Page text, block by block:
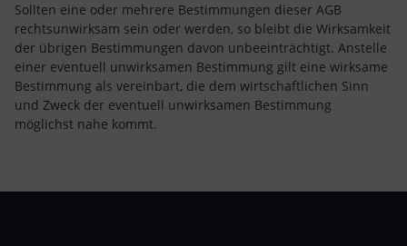
Sollten eine oder mehrere Bestimmungen dieser AGB
rechtsunwirksam sein oder werden, so bleibt die Wirksamkeit
der übrigen Bestimmungen davon unbeeinträchtigt. Anstelle
einer eventuell unwirksamen Bestimmung gilt eine wirksame
Bestimmung als vereinbart, die dem wirtschaftlichen Sinn
und Zweck der eventuell unwirksamen Bestimmung
möglichst nahe kommt.